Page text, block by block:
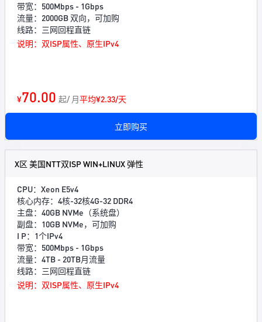
带宽：500Mbps - 1Gbps
流量：2000GB 双向，可加购
线路：三网回程直链
说明：双ISP属性、原生IPv4
¥70.00 起/ 月平均¥2.33/天
立即购买
X区 美国NTT双ISP WIN+LINUX 弹性
CPU：Xeon E5v4
核心内存：4核-32核4G-32 DDR4
主盘：40GB NVMe（系统盘）
副盘：10GB NVMe，可加购
I P：1个IPv4
带宽：500Mbps - 1Gbps
流量：4TB - 20TB月流量
线路：三网回程直链
说明：双ISP属性、原生IPv4